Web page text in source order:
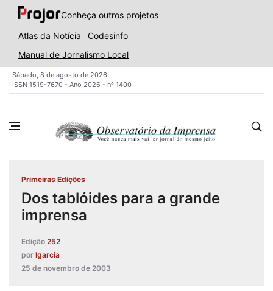
Conheça outros projetos
Atlas da Notícia
Codesinfo
Manual de Jornalismo Local
Sábado, 8 de agosto de 2026
ISSN 1519-7670 - Ano 2026 - nº 1400
Primeiras Edições
Dos tablóides para a grande
imprensa
Edição 252
por lgarcia
25 de novembro de 2003